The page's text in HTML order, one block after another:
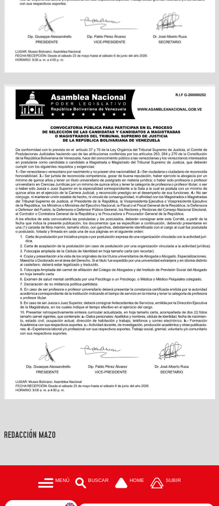
REDACCIÓN MAZO
MENÚ BUSCAR HOME SUBIR